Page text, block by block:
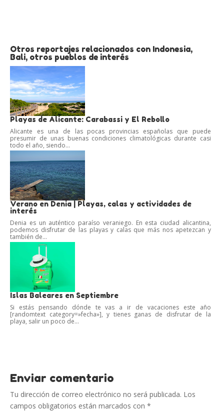
Otros reportajes relacionados con Indonesia,
Bali, otros pueblos de interés
Playas de Alicante: Carabassi y El Rebollo
Alicante es una de las pocas provincias españolas que puede
presumir de unas buenas condiciones climatológicas durante casi
todo el año, siendo...
Verano en Denia | Playas, calas y actividades de
interés
Denia es un auténtico paraíso veraniego. En esta ciudad alicantina,
podemos disfrutar de las playas y calas que más nos apetezcan y
también de...
Islas Baleares en Septiembre
Si estás pensando dónde te vas a ir de vacaciones este año
[randomtext category=»fecha»], y tienes ganas de disfrutar de la
playa, salir un poco de...
Enviar comentario
Tu dirección de correo electrónico no será publicada. Los
campos obligatorios están marcados con *